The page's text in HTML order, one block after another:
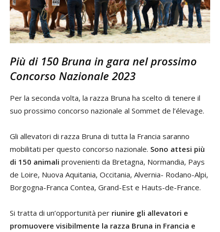
Più di 150 Bruna in gara nel prossimo
Concorso Nazionale 2023
Per la seconda volta, la razza Bruna ha scelto di tenere il
suo prossimo concorso nazionale al Sommet de l’élevage.
Gli allevatori di razza Bruna di tutta la Francia saranno
mobilitati per questo concorso nazionale. Sono attesi più
di 150 animali provenienti da Bretagna, Normandia, Pays
de Loire, Nuova Aquitania, Occitania, Alvernia- Rodano-Alpi,
Borgogna-Franca Contea, Grand-Est e Hauts-de-France.
Si tratta di un’opportunità per riunire gli allevatori e
promuovere visibilmente la razza Bruna in Francia e